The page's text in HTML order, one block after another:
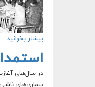
بیشتر بخوانید